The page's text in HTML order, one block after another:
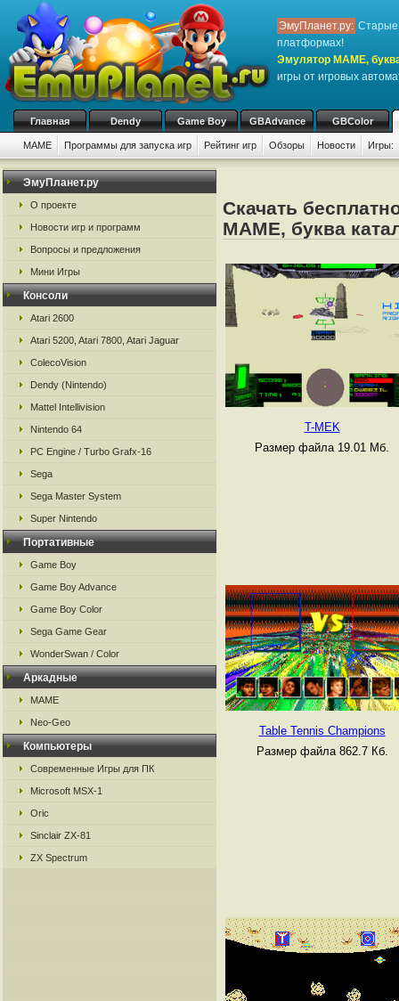
ЭмуПланет.ру: Старые
платформах!
Эмулятор MAME,
игры от игровых
Главная Dendy Game Boy GBAdvance GBColor
MAME Программы для запуска игр Рейтинг игр Обзоры Новости Игры:
ЭмуПланет.ру
О проекте
Новости игр и программ
Вопросы и предложения
Мини Игры
Консоли
Atari 2600
Atari 5200, Atari 7800, Atari Jaguar
ColecoVision
Dendy (Nintendo)
Mattel Intellivision
Nintendo 64
PC Engine / Turbo Grafx-16
Sega
Sega Master System
Super Nintendo
Портативные
Game Boy
Game Boy Advance
Game Boy Color
Sega Game Gear
WonderSwan / Color
Аркадные
MAME
Neo-Geo
Компьютеры
Современные Игры для ПК
Microsoft MSX-1
Oric
Sinclair ZX-81
ZX Spectrum
Скачать
MAME, буква
T-MEK
Размер файла 19.01 Мб.
Table Tennis Champions
Размер файла 862.7 Кб.